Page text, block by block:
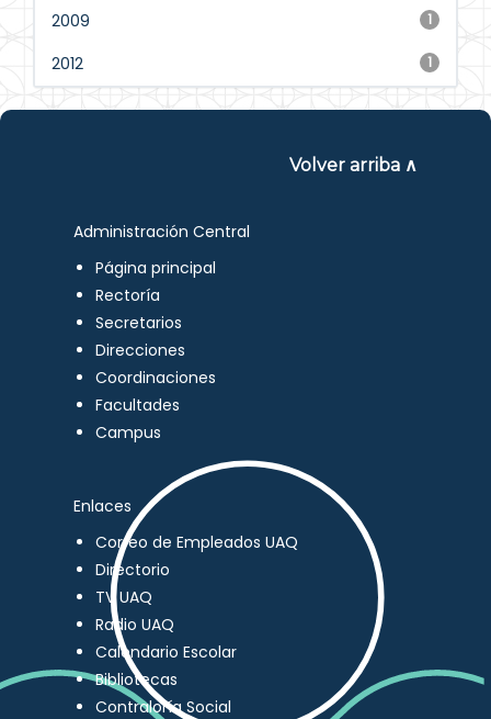
1
2009
1
2012
Volver arriba ∧
Administración Central
Página principal
Rectoría
Secretarios
Direcciones
Coordinaciones
Facultades
Campus
Enlaces
Correo de Empleados UAQ
Directorio
TV UAQ
Radio UAQ
Calendario Escolar
Bibliotecas
Contraloría Social